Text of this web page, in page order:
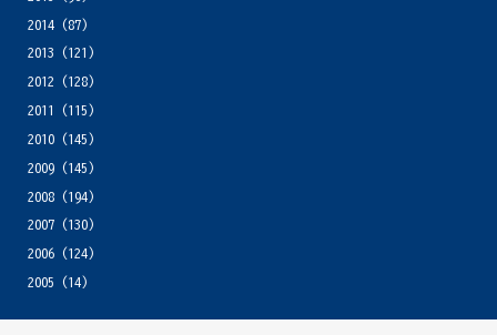
2014(87)
2013 (121)
2012 (128)
2011
(115)
2010(145)
2009(145)
2008(194)
2007(130)
2006(124)
2005 (14)